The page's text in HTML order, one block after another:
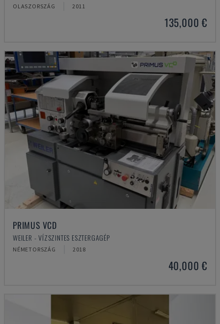
OLASZORSZÁG 2011
135,000 €
PRIMUS VCD
WEILER - VÍZSZINTES ESZTERGAGÉP
NÉMETORSZÁG 2018
40,000 €